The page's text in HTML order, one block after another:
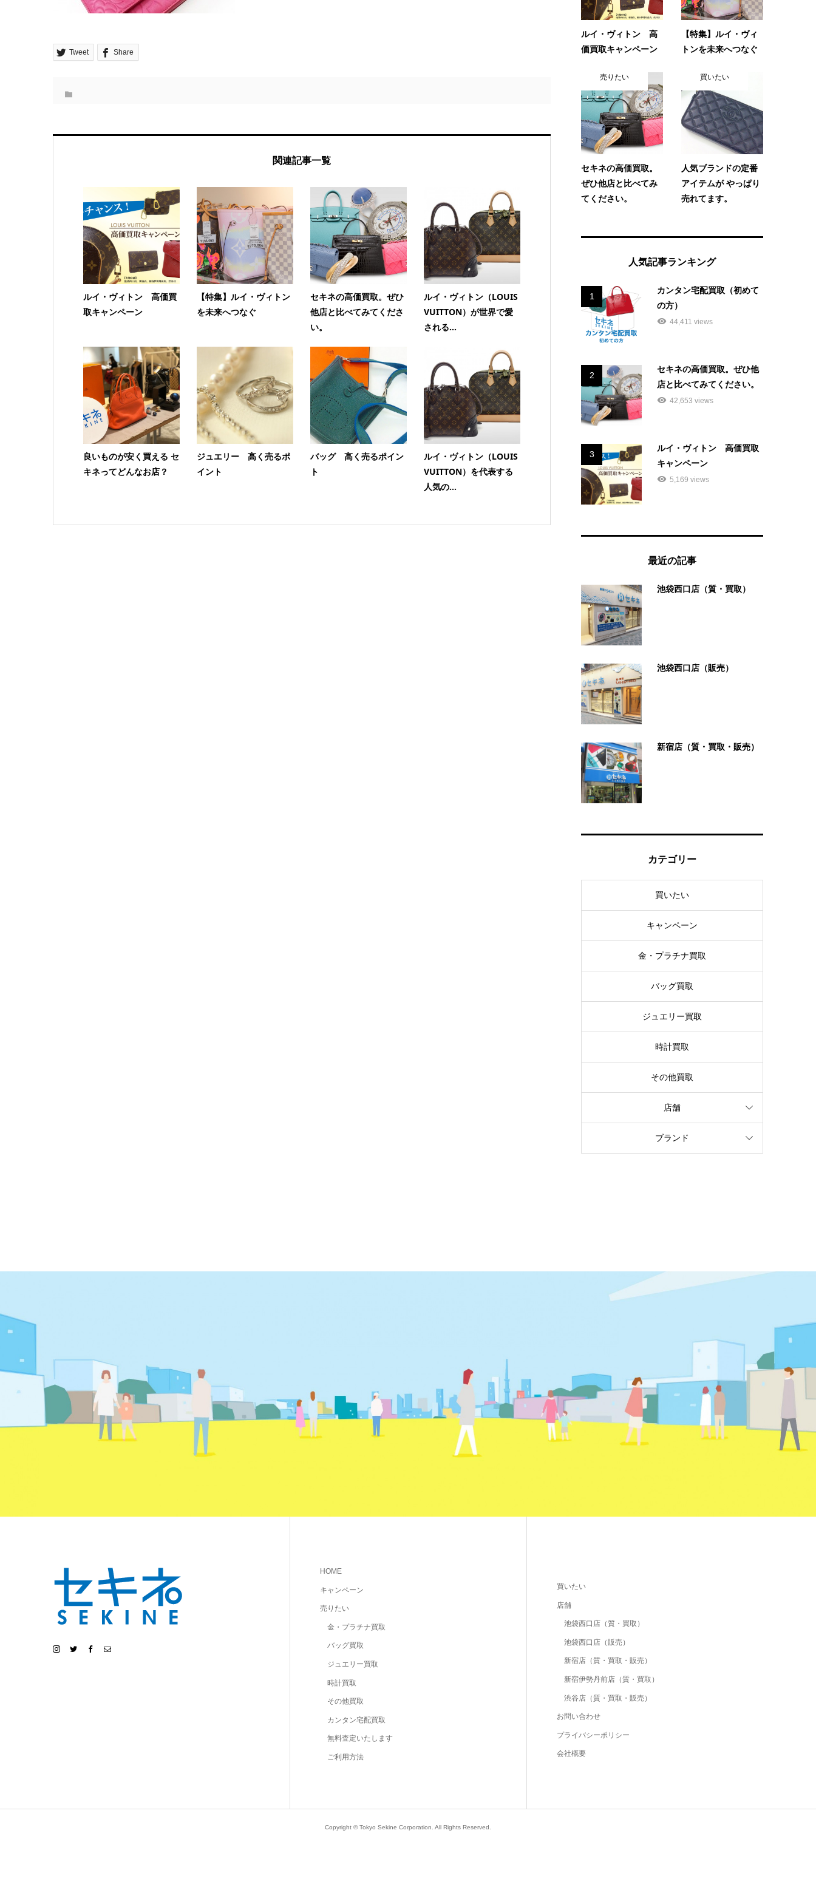
Tweet Share
関連記事一覧
ルイ・ヴィトン 高価買
取キャンペーン
【特集】ルイ・ヴィトン
を未来へつなぐ
セキネの高価買取。ぜひ
他店と比べてみてくださ
い。
ルイ・ヴィトン（LOUIS
VUITTON）が世界で愛
される...
良いものが安く買える セ
キネってどんなお店？
ジュエリー 高く売るポ
イント
バッグ 高く売るポイン
ト
ルイ・ヴィトン（LOUIS
VUITTON）を代表する
人気の...
ルイ・ヴィトン 高
価買取キャンペーン
【特集】ルイ・ヴィ
トンを未来へつなぐ
売りたい
セキネの高価買取。
ぜひ他店と比べてみ
てください。
買いたい
人気ブランドの定番
アイテムが やっぱり
売れてます。
人気記事ランキング
1
カンタン宅配買取（初めて
の方）
44,411 views
2
セキネの高価買取。ぜひ他
店と比べてみてください。
42,653 views
3
ルイ・ヴィトン 高価買取
キャンペーン
5,169 views
最近の記事
池袋西口店（質・買取）
池袋西口店（販売）
新宿店（質・買取・販売）
カテゴリー
買いたい
キャンペーン
金・プラチナ買取
バッグ買取
ジュエリー買取
時計買取
その他買取
店舗
ブランド
HOME
キャンペーン
売りたい
金・プラチナ買取
バッグ買取
ジュエリー買取
時計買取
その他買取
カンタン宅配買取
無料査定いたします
ご利用方法
買いたい
店舗
池袋西口店（質・買取）
池袋西口店（販売）
新宿店（質・買取・販売）
新宿伊勢丹前店（質・買取）
渋谷店（質・買取・販売）
お問い合わせ
プライバシーポリシー
会社概要
Copyright © Tokyo Sekine Corporation. All Rights Reserved.